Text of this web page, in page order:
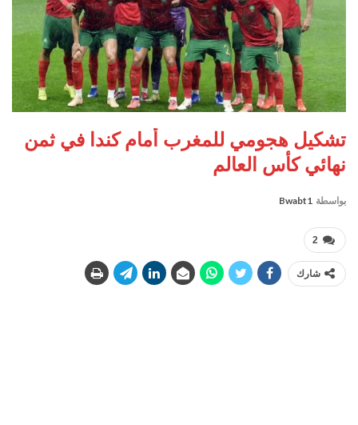
تشكيل هجومي للمغرب أمام كندا في ثمن
نهائي كأس العالم
بواسطة Bwabt1
2
شارك